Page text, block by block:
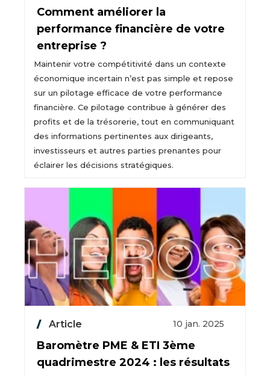
Comment améliorer la
performance financière de votre
entreprise ?
Maintenir votre compétitivité dans un contexte
économique incertain n’est pas simple et repose
sur un pilotage efficace de votre performance
financière. Ce pilotage contribue à générer des
profits et de la trésorerie, tout en communiquant
des informations pertinentes aux dirigeants,
investisseurs et autres parties prenantes pour
éclairer les décisions stratégiques.
Article 10 jan. 2025
Baromètre PME & ETI 3ème
quadrimestre 2024 : les résultats